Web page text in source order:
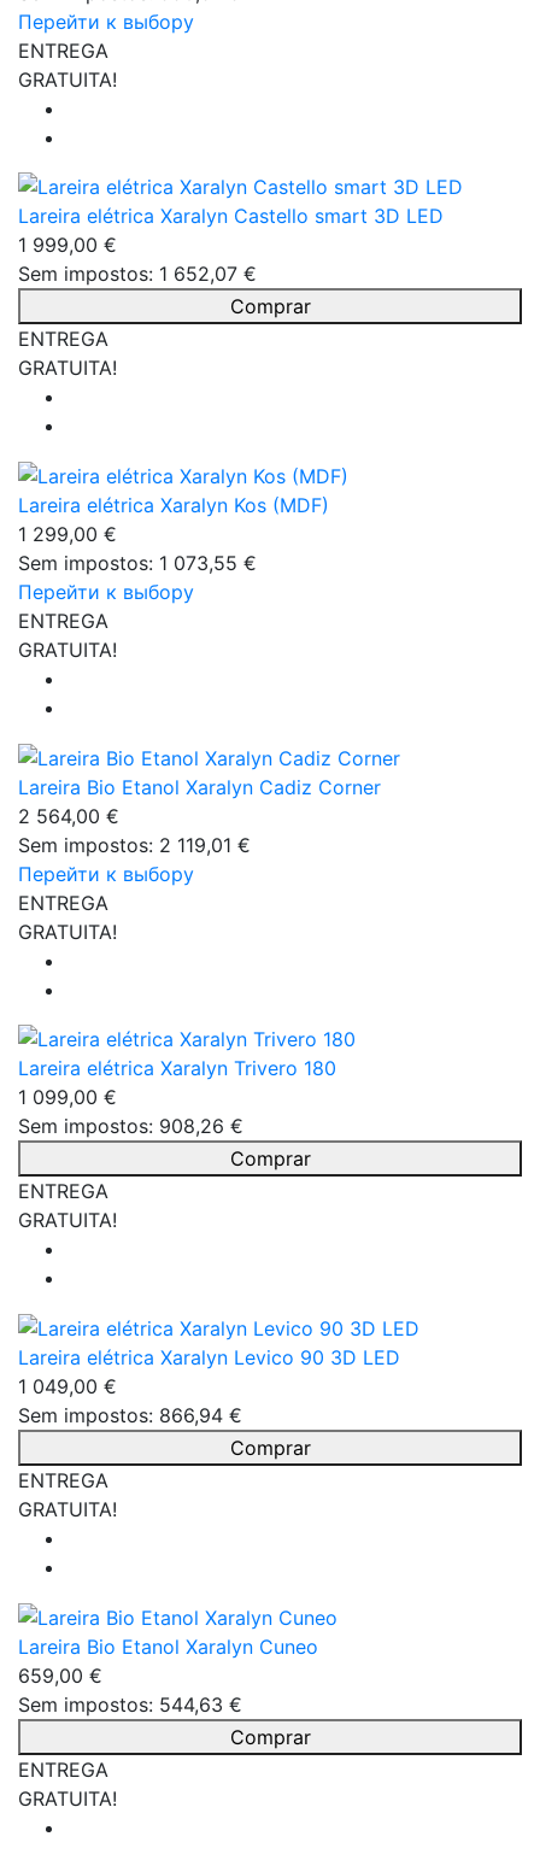
Перейти к выбору
ENTREGA
GRATUITA!
Lareira elétrica Xaralyn Castello smart 3D LED
1 999,00 €
Sem impostos: 1 652,07 €
Comprar
ENTREGA
GRATUITA!
Lareira elétrica Xaralyn Kos (MDF)
1 299,00 €
Sem impostos: 1 073,55 €
Перейти к выбору
ENTREGA
GRATUITA!
Lareira Bio Etanol Xaralyn Cadiz Corner
2 564,00 €
Sem impostos: 2 119,01 €
Перейти к выбору
ENTREGA
GRATUITA!
Lareira elétrica Xaralyn Trivero 180
1 099,00 €
Sem impostos: 908,26 €
Comprar
ENTREGA
GRATUITA!
Lareira elétrica Xaralyn Levico 90 3D LED
1 049,00 €
Sem impostos: 866,94 €
Comprar
ENTREGA
GRATUITA!
Lareira Bio Etanol Xaralyn Cuneo
659,00 €
Sem impostos: 544,63 €
Comprar
ENTREGA
GRATUITA!